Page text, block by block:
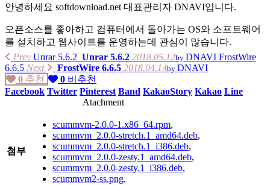
안녕하세요 softdownload.net 대표관리자 DNAVI입니다.
오픈소스를 좋아하고 컴퓨터에서 돌아가는 OS와 소프트웨어
를 설치하고 웹사이트를 운영하는데 관심이 많습니다.
가지고 있는 제품리스트
homebuilt computer(Intel i7-4790K, ASUS MAXIMUS Ranger Vii,
AMD Radeon R290),
homebuilt computer(AMD Phenom X4 630, GIGABYTE GA-61P-
S3, NVIDIA GT8600),
Prev Unrar 5.6.2 Unrar 5.6.2 2018.05.12by DNAVI FrostWire
6.6.5 Next FrostWire 6.6.5 2018.04.14by DNAVI
0 추천 0 비추천
Facebook Twitter Pinterest Band KakaoStory Kakao Line
Atachment
첨부
scummvm-2.0.0-1.x86_64.rpm,
scummvm_2.0.0-stretch.1_amd64.deb,
scummvm_2.0.0-stretch.1_i386.deb,
scummvm_2.0.0-zesty.1_amd64.deb,
scummvm_2.0.0-zesty.1_i386.deb,
scummvm2-ss.png,